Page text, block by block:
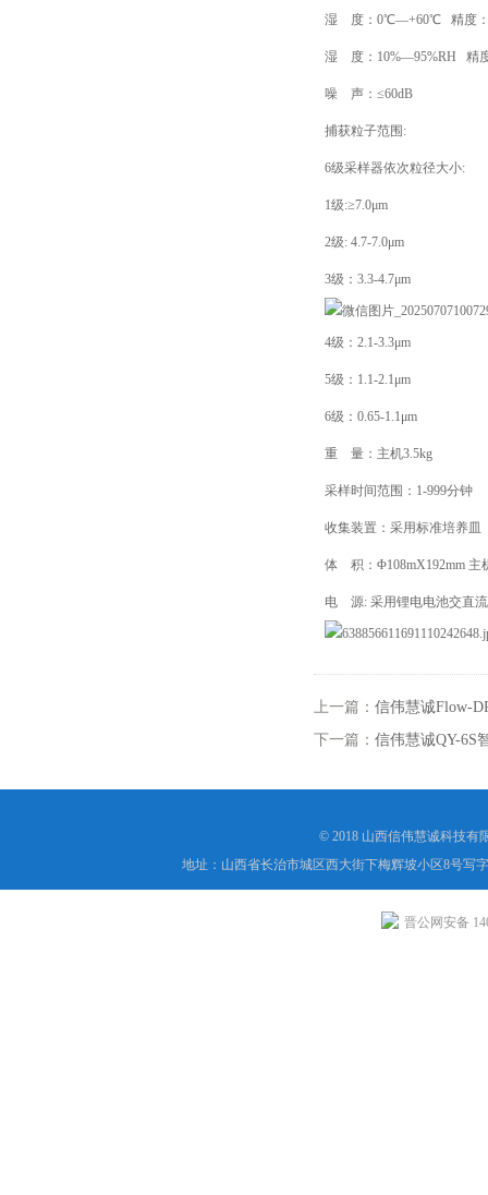
湿 度：0℃—+60℃ 精度
湿 度：10%—95%RH 精
噪 声：≤60dB
捕获粒子范围:
6级采样器依次粒径大小:
1级:≥7.0μm
2级: 4.7-7.0μm
3级：3.3-4.7μm
4级：2.1-3.3μm
5级：1.1-2.1μm
6级：0.65-1.1μm
重 量：主机3.5kg
采样时间范围：1-999分钟
收集装置：采用标准培养皿
体 积：Φ108mX192mm 主
电 源: 采用锂电电池交直流
上一篇： 信伟慧诚Flow-
下一篇： 信伟慧诚QY-6S
© 2018 山西信伟慧诚科技有
地址：山西省长治市城区西大街下梅辉坡小区8号写
晋公网安备